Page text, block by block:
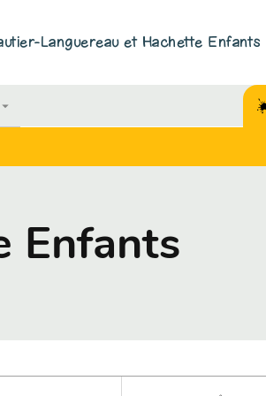
Languereau et Hachette Enfants
arrow_drop_down
Enfants